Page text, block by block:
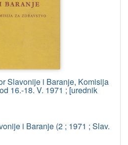
Slavonije i Baranje, Komisija
16.-18. V. 1971 ; [urednik
i Baranje (2 ; 1971 ; Slav.